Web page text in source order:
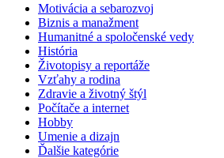
Motivácia a sebarozvoj
Biznis a manažment
Humanitné a spoločenské vedy
História
Životopisy a reportáže
Vzťahy a rodina
Zdravie a životný štýl
Počítače a internet
Hobby
Umenie a dizajn
Ďalšie kategórie